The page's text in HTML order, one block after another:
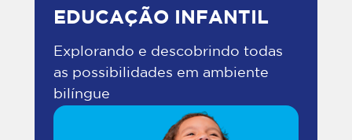
EDUCAÇÃO INFANTIL
Explorando e descobrindo todas
as possibilidades em ambiente
bilíngue